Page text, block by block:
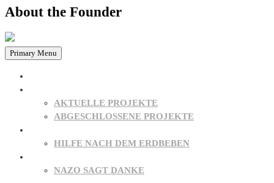
About the Founder
Primary Menu
AKTUELLE PROJEKTE
ABGESCHLOSSENE PROJEKTE
HILFE NACH DEM ERDBEBEN
NAZO SAGT DANKE